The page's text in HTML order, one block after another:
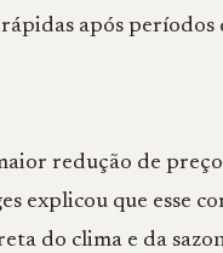
após períodos
redução de
explicou que esse
do clima e da